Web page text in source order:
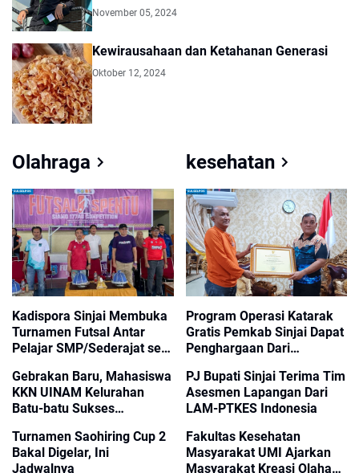
November 05, 2024
Kewirausahaan dan Ketahanan Generasi
Oktober 12, 2024
Olahraga
Kadispora Sinjai Membuka
Turnamen Futsal Antar
Pelajar SMP/Sederajat se-
Gebrakan Baru, Mahasiswa
KKN UINAM Kelurahan
Batu-batu Sukses
Kecamatan Marioriawa
Turnamen Saohiring Cup 2
Bakal Digelar, Ini
Jadwalnya
kesehatan
Program Operasi Katarak
Gratis Pemkab Sinjai Dapat
Penghargaan Dari
PJ Bupati Sinjai Terima Tim
Asesmen Lapangan Dari
LAM-PTKES Indonesia
Fakultas Kesehatan
Masyarakat UMI Ajarkan
Masyarakat Kreasi Olahan